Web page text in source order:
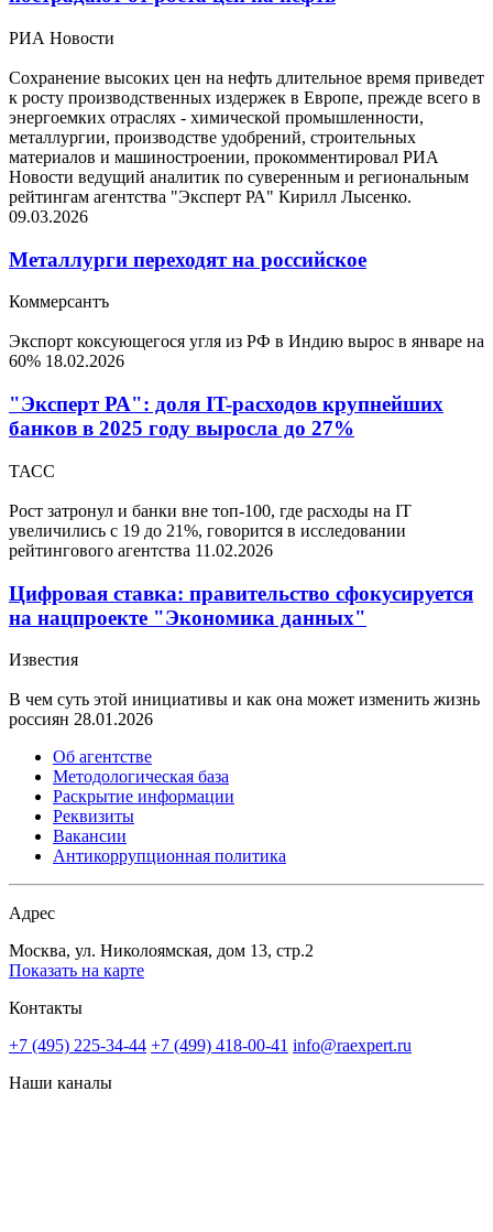
РИА Новости
Сохранение высоких цен на нефть длительное время приведет
к росту производственных издержек в Европе, прежде всего в
энергоемких отраслях - химической промышленности,
металлургии, производстве удобрений, строительных
материалов и машиностроении, прокомментировал РИА
Новости ведущий аналитик по суверенным и региональным
рейтингам агентства "Эксперт РА" Кирилл Лысенко.
09.03.2026
Металлурги переходят на российское
Коммерсантъ
Экспорт коксующегося угля из РФ в Индию вырос в январе на
60% 18.02.2026
"Эксперт РА": доля IT-расходов крупнейших
банков в 2025 году выросла до 27%
ТАСС
Рост затронул и банки вне топ-100, где расходы на IT
увеличились с 19 до 21%, говорится в исследовании
рейтингового агентства 11.02.2026
Цифровая ставка: правительство сфокусируется
на нацпроекте "Экономика данных"
Известия
В чем суть этой инициативы и как она может изменить жизнь
россиян 28.01.2026
Об агентстве
Методологическая база
Раскрытие информации
Реквизиты
Вакансии
Антикоррупционная политика
Адрес
Москва, ул. Николоямская, дом 13, стр.2
Показать на карте
Контакты
+7 (495) 225-34-44 +7 (499) 418-00-41 info@raexpert.ru
Наши каналы